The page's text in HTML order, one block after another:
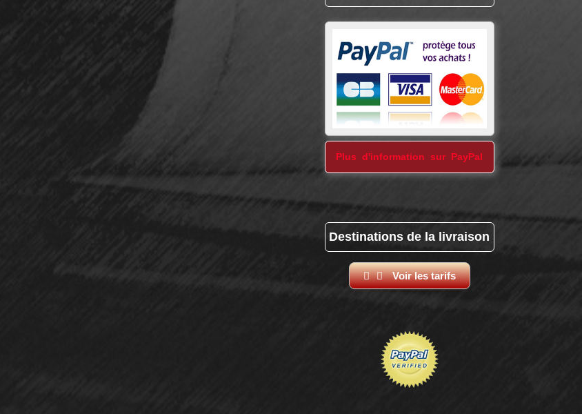
Plus d'information sur PayPal
Destinations de la livraison
Voir les tarifs